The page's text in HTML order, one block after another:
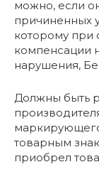
можно, если
причиненных
которому при
компенсации
нарушения,
Должны быть
товарным
приобрел